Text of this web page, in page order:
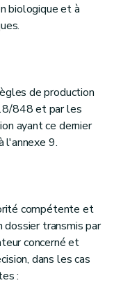
biologique et à
de production
848 et par les
ayant ce dernier
l'annexe 9.
compétente et
dossier transmis par
concerné et
dans les cas
: